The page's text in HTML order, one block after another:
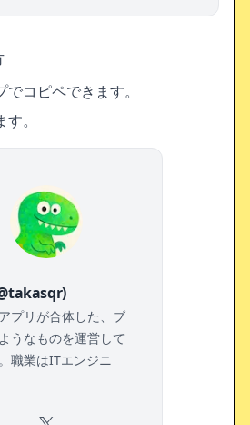
コピペできます。
。
プリが合体した、ブ
うなものを運営して
職業はITエンジニ